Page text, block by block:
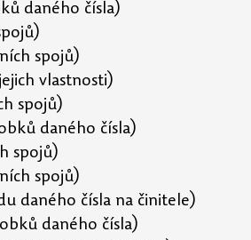
daného čísla)
spojů)
vlastnosti)
spojů)
daného čísla)
spojů)
spojů)
daného čísla na činitele)
daného čísla)